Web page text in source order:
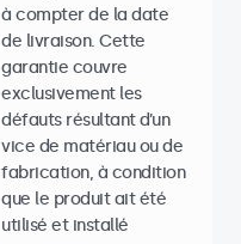
à compter de la date
de livraison. Cette
garantie couvre
exclusivement les
défauts résultant d’un
vice de matériau ou de
fabrication, à condition
que le produit ait été
utilisé et installé